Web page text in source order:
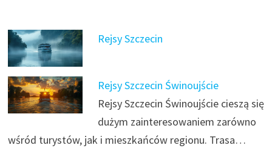
Rejsy Szczecin
Rejsy Szczecin Świnoujście
Rejsy Szczecin Świnoujście cieszą się
dużym zainteresowaniem zarówno
wśród turystów, jak i mieszkańców regionu. Trasa…